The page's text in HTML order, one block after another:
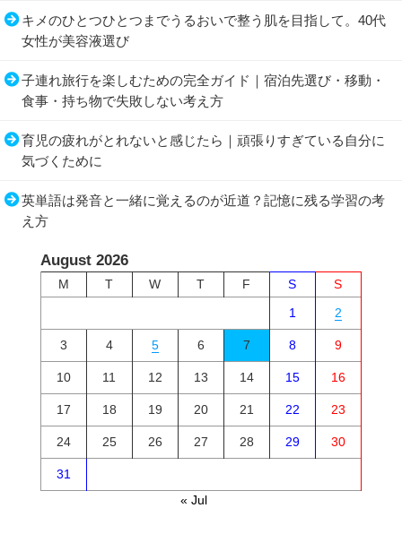
キメのひとつひとつまでうるおいで整う肌を目指して。40代
女性が美容液選び
子連れ旅行を楽しむための完全ガイド｜宿泊先選び・移動・
食事・持ち物で失敗しない考え方
育児の疲れがとれないと感じたら｜頑張りすぎている自分に
気づくために
英単語は発音と一緒に覚えるのが近道？記憶に残る学習の考
え方
August 2026
M T W T F S
S
1
2
3 4 5 6 7 8 9
10 11 12 13 14 15 16
17 18 19 20 21 22 23
24 25 26 27 28 29 30
31
« Jul